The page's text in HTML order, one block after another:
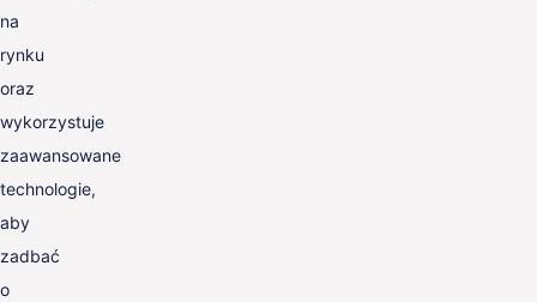
na
rynku
oraz
wykorzystuje
zaawansowane
technologie,
aby
zadbać
o